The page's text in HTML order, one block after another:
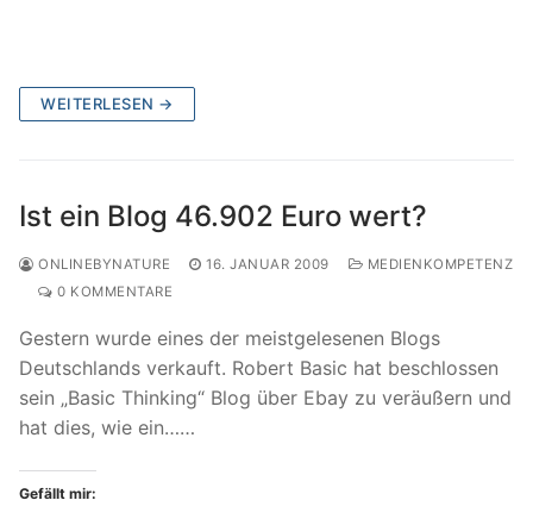
WEITERLESEN →
Ist ein Blog 46.902 Euro wert?
ONLINEBYNATURE 16. JANUAR 2009
MEDIENKOMPETENZ
0 KOMMENTARE
Gestern wurde eines der meistgelesenen Blogs
Deutschlands verkauft. Robert Basic hat beschlossen
sein „Basic Thinking“ Blog über Ebay zu veräußern und
hat dies, wie ein……
Gefällt mir: